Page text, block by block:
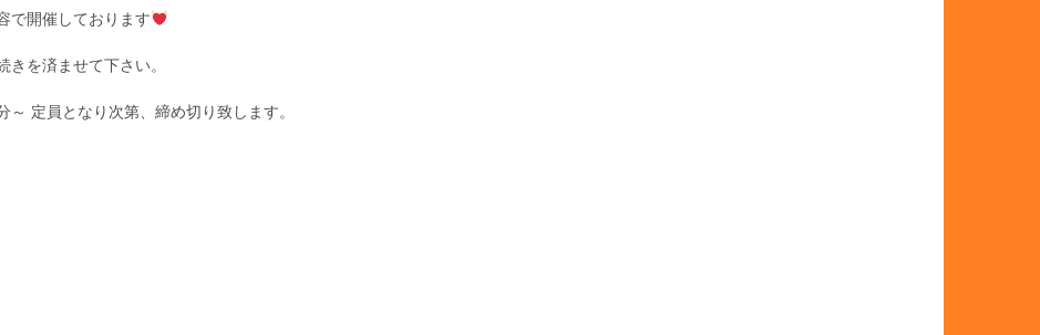
で開催しております
を済ませて下さい。
定員となり次第、締め切り致します。